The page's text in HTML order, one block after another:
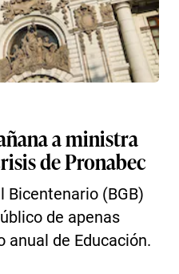
a ministra
de Pronabec
Bicentenario (BGB)
de apenas
anual de Educación.